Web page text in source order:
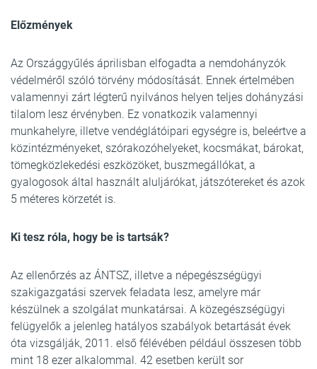
Előzmények
Az Országgyűlés áprilisban elfogadta a nemdohányzók
védelméről szóló törvény módosítását. Ennek értelmében
valamennyi zárt légterű nyilvános helyen teljes dohányzási
tilalom lesz érvényben. Ez vonatkozik valamennyi
munkahelyre, illetve vendéglátóipari egységre is, beleértve a
közintézményeket, szórakozóhelyeket, kocsmákat, bárokat,
tömegközlekedési eszközöket, buszmegállókat, a
gyalogosok által használt aluljárókat, játszótereket és azok
5 méteres körzetét is.
Ki tesz róla, hogy be is tartsák?
Az ellenőrzés az ÁNTSZ, illetve a népegészségügyi
szakigazgatási szervek feladata lesz, amelyre már
készülnek a szolgálat munkatársai. A közegészségügyi
felügyelők a jelenleg hatályos szabályok betartását évek
óta vizsgálják, 2011. első félévében például összesen több
mint 18 ezer alkalommal. 42 esetben került sor